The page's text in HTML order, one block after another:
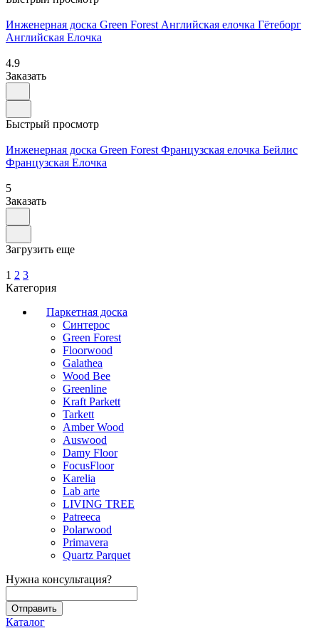
Инженерная доска Green Forest Английская елочка Гётеборг
Английская Елочка
4.9
Заказать
Быстрый просмотр
Инженерная доска Green Forest Французская елочка Бейлис
Французская Елочка
5
Заказать
Загрузить еще
1 2 3
Категория
Паркетная доска
Синтерос
Green Forest
Floorwood
Galathea
Wood Bee
Greenline
Kraft Parkett
Tarkett
Amber Wood
Auswood
Damy Floor
FocusFloor
Karelia
Lab arte
LIVING TREE
Patreeca
Polarwood
Primavera
Quartz Parquet
Нужна консультация?
Каталог